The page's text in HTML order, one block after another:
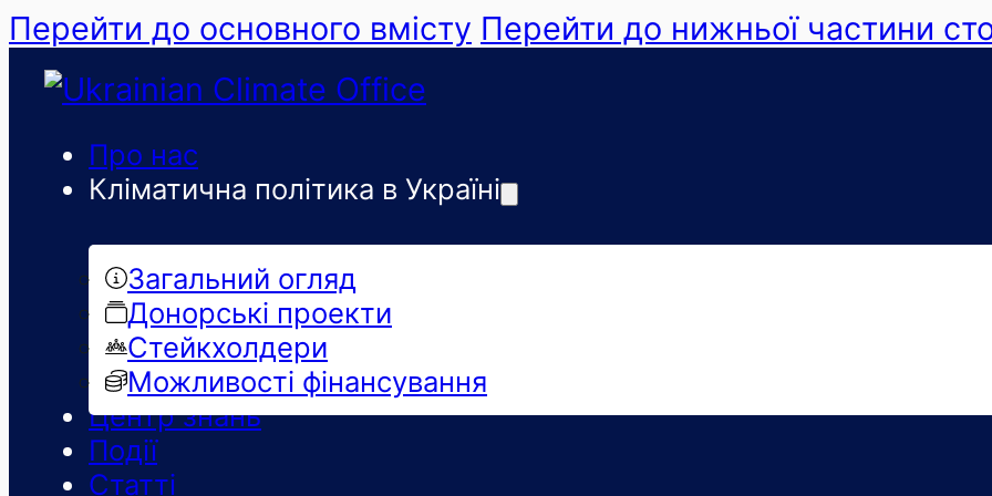
Перейти до основного вмісту Перейти до нижньої частини
Про нас
Кліматична політика в Україні
Загальний огляд
Донорські проекти
Стейкхолдери
Можливості фінансування
Центр знань
Події
Статті